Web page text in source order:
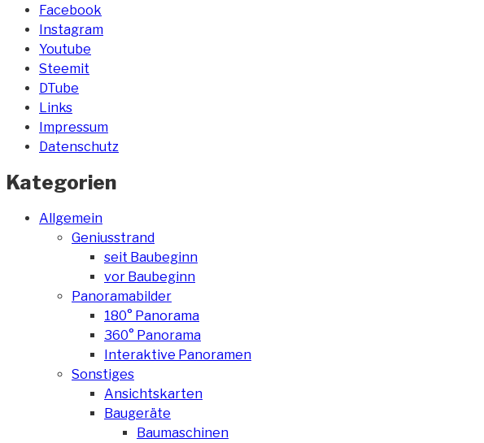
Facebook
Instagram
Youtube
Steemit
DTube
Links
Impressum
Datenschutz
Kategorien
Allgemein
Geniusstrand
seit Baubeginn
vor Baubeginn
Panoramabilder
180° Panorama
360° Panorama
Interaktive Panoramen
Sonstiges
Ansichtskarten
Baugeräte
Baumaschinen